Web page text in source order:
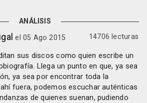
ANÁLISIS
el 05 Ago 2015 14706 lecturas
sus discos como quien escribe un
Llega un punto en que, ya sea
ya sea por encontrar toda la
fuera, podemos escuchar auténticas
de quienes suenan, pudiendo